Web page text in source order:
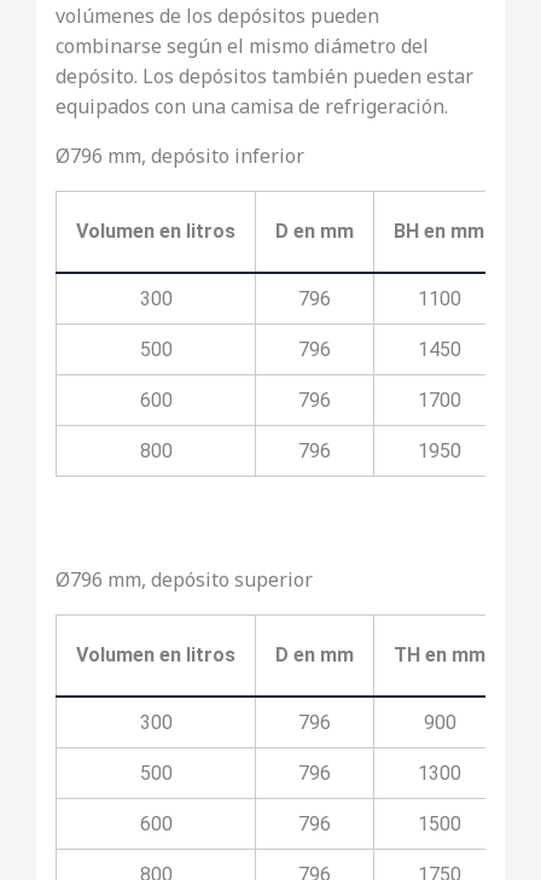
volúmenes de los depósitos pueden
combinarse según el mismo diámetro del
depósito. Los depósitos también pueden estar
equipados con una camisa de refrigeración.
Ø796 mm, depósito inferior
Volumen en litros D en mm BH en mm
300 796 1100
500 796 1450
600 796 1700
800 796 1950
Ø796 mm, depósito superior
Volumen en litros D en mm TH en mm
300 796 900
500 796 1300
600 796 1500
800 796 1750